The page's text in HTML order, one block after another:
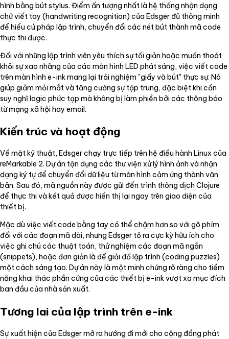
hình bằng bút stylus. Điểm ấn tượng nhất là hệ thống nhận dạng
chữ viết tay (handwriting recognition) của Edsger đủ thông minh
để hiểu cú pháp lập trình, chuyển đổi các nét bút thành mã code
thực thi được.
Đối với những lập trình viên yêu thích sự tối giản hoặc muốn thoát
khỏi sự xao nhãng của các màn hình LED phát sáng, việc viết code
trên màn hình e-ink mang lại trải nghiệm "giấy và bút" thực sự. Nó
giúp giảm mỏi mắt và tăng cường sự tập trung, đặc biệt khi cần
suy nghĩ logic phức tạp mà không bị làm phiền bởi các thông báo
từ mạng xã hội hay email.
Kiến trúc và hoạt động
Về mặt kỹ thuật, Edsger chạy trực tiếp trên hệ điều hành Linux của
reMarkable 2. Dự án tận dụng các thư viện xử lý hình ảnh và nhận
dạng ký tự để chuyển đổi dữ liệu từ màn hình cảm ứng thành văn
bản. Sau đó, mã nguồn này được gửi đến trình thông dịch Clojure
để thực thi và kết quả được hiển thị lại ngay trên giao diện của
thiết bị.
Mặc dù việc viết code bằng tay có thể chậm hơn so với gõ phím
đối với các đoạn mã dài, nhưng Edsger tỏ ra cực kỳ hữu ích cho
việc ghi chú các thuật toán, thử nghiệm các đoạn mã ngắn
(snippets), hoặc đơn giản là để giải đố lập trình (coding puzzles)
một cách sáng tạo. Dự án này là một minh chứng rõ ràng cho tiềm
năng khai thác phần cứng của các thiết bị e-ink vượt xa mục đích
ban đầu của nhà sản xuất.
Tương lai của lập trình trên e-ink
Sự xuất hiện của Edsger mở ra hướng đi mới cho cộng đồng phát